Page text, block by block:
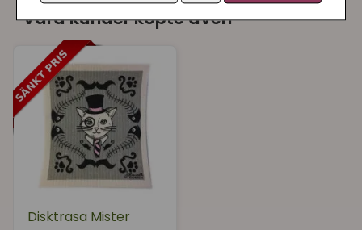
Våra kunder köpte även
Disktrasa Mister